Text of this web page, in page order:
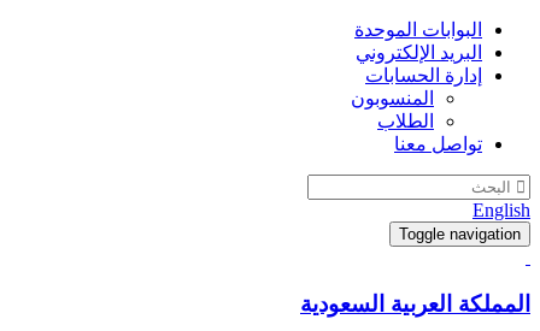
البوابات الموحدة
البريد الإلكتروني
إدارة الحسابات
المنسوبون
الطلاب
تواصل معنا
English
Toggle navigation
المملكة العربية السعودية